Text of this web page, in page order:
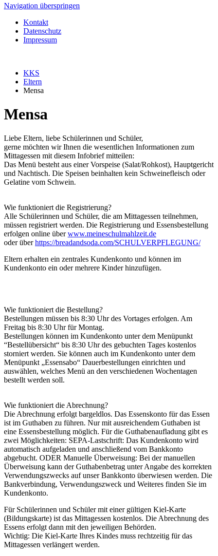
Navigation überspringen
Kontakt
Datenschutz
Impressum
KKS
Eltern
Mensa
Mensa
Liebe Eltern, liebe Schülerinnen und Schüler,
gerne möchten wir Ihnen die wesentlichen Informationen zum
Mittagessen mit diesem Infobrief mitteilen:
Das Menü besteht aus einer Vorspeise (Salat/Rohkost), Hauptgericht
und Nachtisch. Die Speisen beinhalten kein Schweinefleisch oder
Gelatine vom Schwein.
Wie funktioniert die Registrierung?
Alle Schülerinnen und Schüler, die am Mittagessen teilnehmen,
müssen registriert werden. Die Registrierung und Essensbestellung
erfolgen online überwww.meineschulmahlzeit.de
oder überhttps://breadandsoda.com/SCHULVERPFLEGUNG/
Eltern erhalten ein zentrales Kundenkonto und können im
Kundenkonto ein oder mehrere Kinder hinzufügen.
Wie funktioniert die Bestellung?
Bestellungen müssen bis 8:30 Uhr des Vortages erfolgen. Am
Freitag bis 8:30 Uhr für Montag.
Bestellungen können im Kundenkonto unter dem Menüpunkt
“Bestellübersicht“ bis 8:30 Uhr des gebuchten Tages kostenlos
storniert werden. Sie können auch im Kundenkonto unter dem
Menüpunkt „Essensabo“ Dauerbestellungen einrichten und
auswählen, welches Menü an den verschiedenen Wochentagen
bestellt werden soll.
Wie funktioniert die Abrechnung?
Die Abrechnung erfolgt bargeldlos. Das Essenskonto für das Essen
ist im Guthaben zu führen. Nur mit ausreichendem Guthaben ist
eine Essensbestellung möglich. Für die Guthabenaufladung gibt es
zwei Möglichkeiten: SEPA-Lastschrift: Das Kundenkonto wird
automatisch aufgeladen und anschließend vom Bankkonto
abgebucht. ODER Manuelle Überweisung: Bei der manuellen
Überweisung kann der Guthabenbetrag unter Angabe des korrekten
Verwendungszwecks auf unser Bankkonto überwiesen werden. Die
Bankverbindung, Verwendungszweck und Weiteres finden Sie im
Kundenkonto.
Für Schülerinnen und Schüler mit einer gültigen Kiel-Karte
(Bildungskarte) ist das Mittagessen kostenlos. Die Abrechnung des
Essens erfolgt dann mit den jeweiligen Behörden.
Wichtig: Die Kiel-Karte Ihres Kindes muss rechtzeitig für das
Mittagessen verlängert werden.